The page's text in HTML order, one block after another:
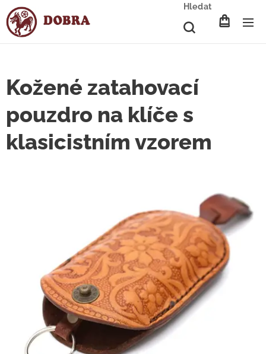
Hledat
Kožené zatahovací
pouzdro na klíče s
klasicistním vzorem